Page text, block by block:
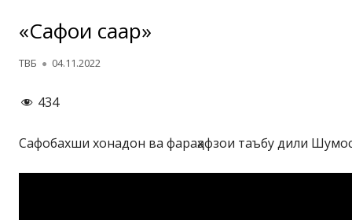
«Сафои саҳар»
Автор
ТВБ Опубликовано
04.11.2022
434
Сафобахши хонадон ва фараҳафзои таъбу дили